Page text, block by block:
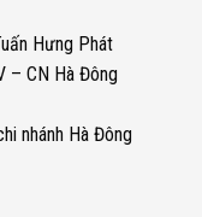
Hưng Phát
– CN Hà Đông
nhánh Hà Đông